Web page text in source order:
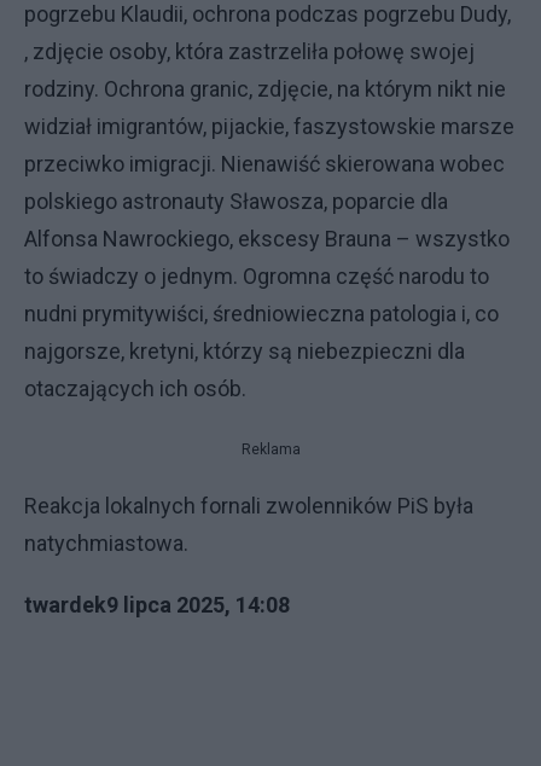
pogrzebu Klaudii, ochrona podczas pogrzebu Dudy,
, zdjęcie osoby, która zastrzeliła połowę swojej
rodziny. Ochrona granic, zdjęcie, na którym nikt nie
widział imigrantów, pijackie, faszystowskie marsze
przeciwko imigracji. Nienawiść skierowana wobec
polskiego astronauty Sławosza, poparcie dla
Alfonsa Nawrockiego, ekscesy Brauna – wszystko
to świadczy o jednym. Ogromna część narodu to
nudni prymitywiści, średniowieczna patologia i, co
najgorsze, kretyni, którzy są niebezpieczni dla
otaczających ich osób.
Reklama
Reakcja lokalnych fornali zwolenników PiS była
natychmiastowa.
twardek9 lipca 2025, 14:08